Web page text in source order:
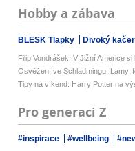
Hobby a zábava
BLESK Tlapky Divoký kačer
Filip Vondrášek: V Jižní Americe
Osvěžení ve Schladmingu: Lamy,
Tipy na víkend: Harry Potter na
Pro generaci Z
#inspirace #wellbeing